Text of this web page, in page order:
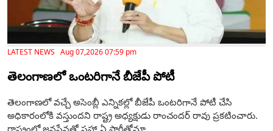
LATEST NEWS Aug 07,2026 07:59 pm
తెలంగాణ‌లో ఒంటరిగానే బీజేపీ పోటీ
తెలంగాణలో వచ్చే అసెంబ్లీ ఎన్నికల్లో బీజేపీ ఒంటరిగానే పోటీ చేసి
అధికారంలోకి వస్తుందని రాష్ట్ర అధ్యక్షుడు రాంచందర్ రావు ప్రకటించారు.
రాష్ట్రంలో జనసేనతో సహా ఏ పార్టీతోనూ...